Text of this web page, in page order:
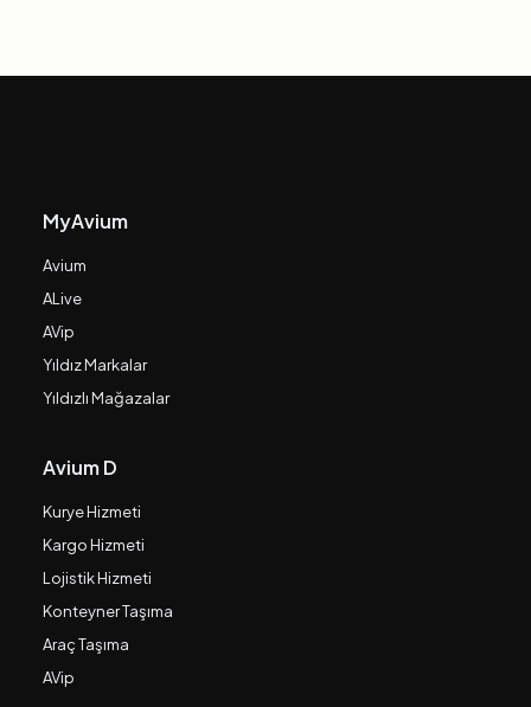
MyAvium
Avium
ALive
AVip
Yıldız Markalar
Yıldızlı Mağazalar
Avium D
Kurye Hizmeti
Kargo Hizmeti
Lojistik Hizmeti
Konteyner Taşıma
Araç Taşıma
AVip